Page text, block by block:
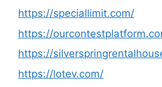
https://speciallimit.com/
https://
https://
https://lotev.com/